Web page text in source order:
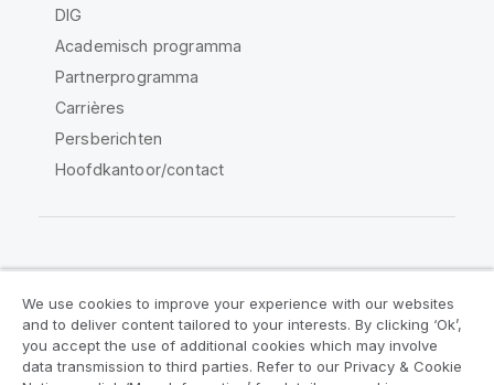
DIG
Academisch programma
Partnerprogramma
Carrières
Persberichten
Hoofdkantoor/contact
Juridische overeenkomsten
Productvoorwaarden
Legal Policies
We use cookies to improve your experience with our websites
and to deliver content tailored to your interests. By clicking ‘Ok’,
you accept the use of additional cookies which may involve
data transmission to third parties. Refer to our Privacy & Cookie